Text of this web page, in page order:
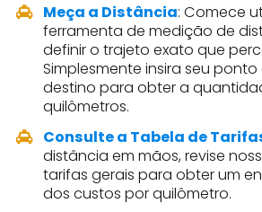
Meça a Distância: Comece
ferramenta de medição de
definir o trajeto exato que
Simplesmente insira seu
destino para obter a
quilômetros.
Consulte a Tabela de
distância em mãos, revise
tarifas gerais para obter um
dos custos por quilômetro.